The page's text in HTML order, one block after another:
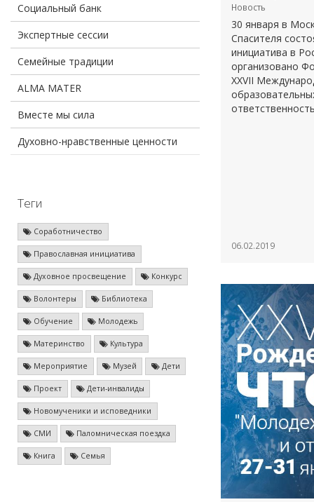
Социальный банк
Экспертные сессии
Семейные традиции
ALMA MATER
Вместе мы сила
Духовно-нравственные ценности
Теги
Соработничество
Православная инициатива
Духовное просвещение Конкурс
Волонтеры Библиотека
Обучение Молодежь
Материнство Культура
Мероприятие Музей Дети
Проект Дети-инвалиды
Новомученики и исповедники
СМИ Паломническая поездка
Книга Семья
Новость
30 января в
Спасителя
инициатива в
организовано
XXVII
06.02.2019